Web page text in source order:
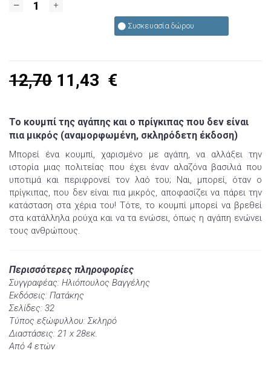
Συσκευασία δώρου
12,70 11,43 €
Το κουμπί της αγάπης και ο πρίγκιπας που δεν είναι
πια μικρός (αναμορφωμένη, σκληρόδετη έκδοση)
Μπορεί ένα κουμπί, χαρισμένο με αγάπη, να αλλάξει την
ιστορία μιας πολιτείας που έχει έναν αλαζόνα βασιλιά που
υποτιμά και περιφρονεί τον λαό του; Ναι, μπορεί, όταν ο
πρίγκιπας, που δεν είναι πια μικρός, αποφασίζει να πάρει την
κατάσταση στα χέρια του! Τότε, το κουμπί μπορεί να βρεθεί
στα κατάλληλα ρούχα και να τα ενώσει, όπως η αγάπη ενώνει
τους ανθρώπους.
Περισσότερες πληροφορίες
Συγγραφέας: Ηλιόπουλος Βαγγέλης
Εκδόσεις: Πατάκης
Σελίδες: 32
Τύπος εξώφυλλου: Σκληρό
Διαστάσεις: 21 x 28εκ.
Από 4 ετών